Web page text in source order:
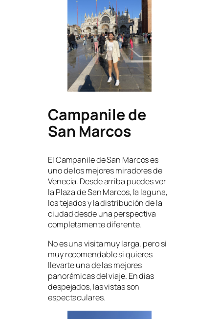
Campanile de
San Marcos
El Campanile de San Marcos es
uno de los mejores miradores de
Venecia. Desde arriba puedes ver
la Plaza de San Marcos, la laguna,
los tejados y la distribución de la
ciudad desde una perspectiva
completamente diferente.
No es una visita muy larga, pero sí
muy recomendable si quieres
llevarte una de las mejores
panorámicas del viaje. En días
despejados, las vistas son
espectaculares.